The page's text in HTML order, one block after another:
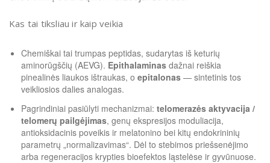
Kas tai tiksliau ir kaip veikia
Chemiškai tai trumpas peptidas, sudarytas iš keturių
aminorūgščių (AEVG). Epithalaminas dažnai reiškia
pinealinės liaukos ištraukas, o epitalonas — sintetinis tos
veikliosios dalies analogas.
Pagrindiniai pasiūlyti mechanizmai: telomerazės aktyvacija /
telomerų pailgėjimas, genų ekspresijos moduliacija,
antioksidacinis poveikis ir melatonino bei kitų endokrininių
parametrų „normalizavimas“. Dėl to stebimos priešsenėjimo
arba regeneracijos krypties bioefektos ląstelėse ir gyvūnuose.